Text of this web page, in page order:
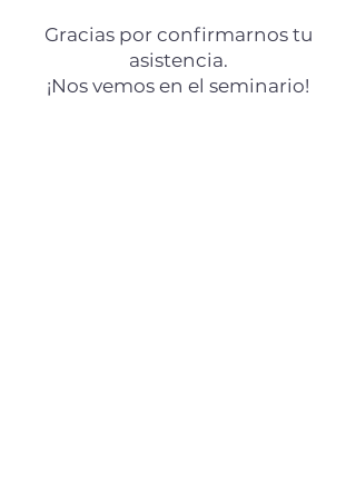
Gracias por confirmarnos tu
asistencia.
¡Nos vemos en el seminario!